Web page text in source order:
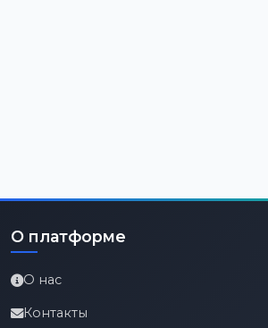
О платформе
О нас
Контакты